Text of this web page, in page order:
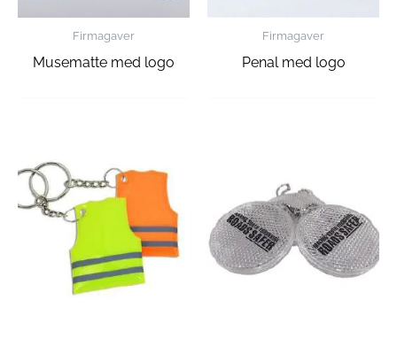
Firmagaver
Musematte med logo
Firmagaver
Penal med logo